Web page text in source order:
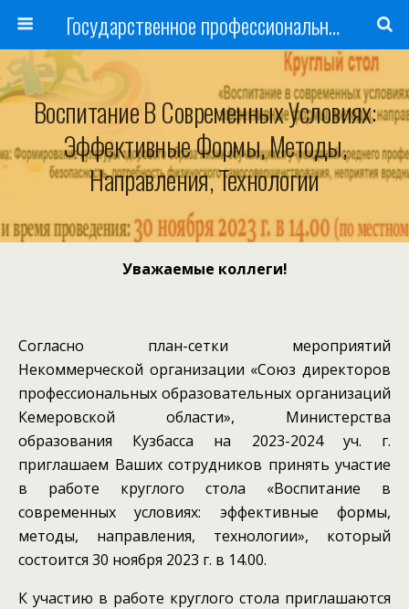
Государственное профессиональное образовательное учреждение
Воспитание В Современных Условиях:
Эффективные Формы, Методы,
Направления, Технологии
Уважаемые коллеги!
Согласно план-сетки мероприятий
Некоммерческой организации «Союз директоров
профессиональных образовательных организаций
Кемеровской области», Министерства
образования Кузбасса на 2023-2024 уч. г.
приглашаем Ваших сотрудников принять участие
в работе круглого стола «Воспитание в
современных условиях: эффективные формы,
методы, направления, технологии», который
состоится 30 ноября 2023 г. в 14.00.
К участию в работе круглого стола приглашаются